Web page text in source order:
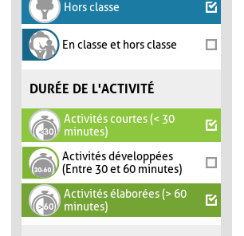
Hors classe
En classe et hors classe
DURÉE DE L'ACTIVITÉ
Activités courtes (< 30
minutes)
Activités développées
(Entre 30 et 60 minutes)
Activités élaborées (> 60
minutes)